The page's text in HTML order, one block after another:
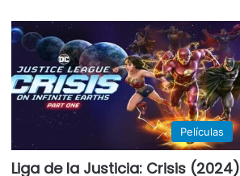
Películas
Liga de la Justicia: Crisis (2024)